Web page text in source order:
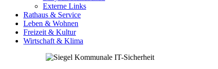
Externe Links
Rathaus & Service
Leben & Wohnen
Freizeit & Kultur
Wirtschaft & Klima